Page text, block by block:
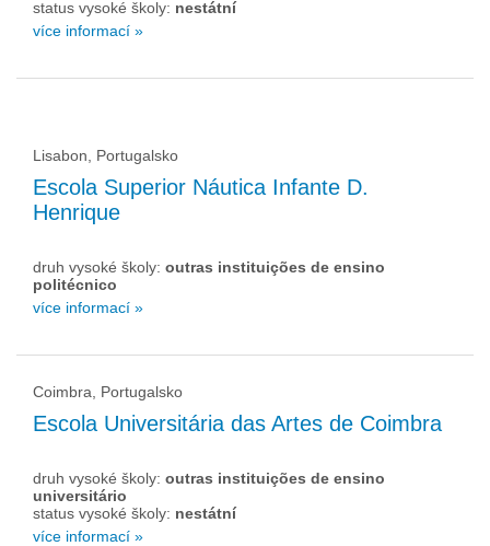
status vysoké školy: nestátní
více informací »
Lisabon, Portugalsko
Escola Superior Náutica Infante D.
Henrique
druh vysoké školy: outras instituições de ensino
politécnico
více informací »
Coimbra, Portugalsko
Escola Universitária das Artes de Coimbra
druh vysoké školy: outras instituições de ensino
universitário
status vysoké školy: nestátní
více informací »